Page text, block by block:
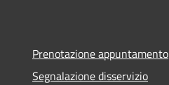
Prenotazione appuntamento
Segnalazione disservizio